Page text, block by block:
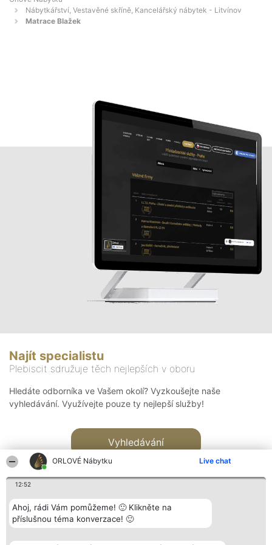
ORLOVÉ Nábytku Live chat
12:52
Ahoj, rádi Vám pomůžeme! 🙂 Klikněte na
příslušnou téma konverzace! 🙂
Nábytkářství, Vestavěné skříně, Kancelářský nábytek - Litvínov
Matrace Blažek
Najít specialistu
Plebiscit sdružuje těch nejlepších v oboru
Hledáte odborníka ve Vašem okolí? Vyzkoušejte naše
vyhledávání. Využívejte pouze ty nejlepší služby!
Vyhledávání
Bright Side Solutions sp. z o. Vítězové Kontakt